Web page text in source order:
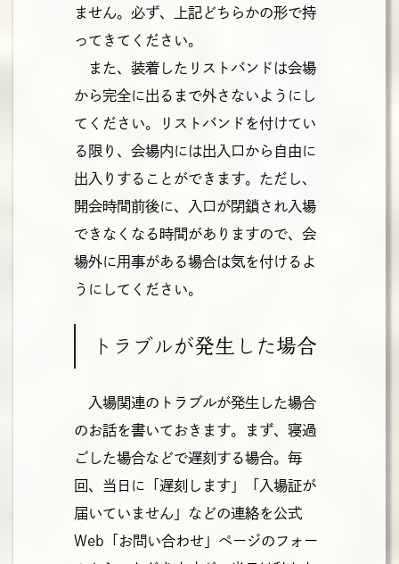
ません。必ず、上記どちらかの形で持
ってきてください。
また、装着したリストバンドは会場
から完全に出るまで外さないようにし
てください。リストバンドを付けてい
る限り、会場内には出入口から自由に
出入りすることができます。ただし、
開会時間前後に、入口が閉鎖され入場
できなくなる時間がありますので、会
場外に用事がある場合は気を付けるよ
うにしてください。
トラブルが発生した場合
入場関連のトラブルが発生した場合
のお話を書いておきます。まず、寝過
ごした場合などで遅刻する場合。毎
回、当日に「遅刻します」「入場証が
届いていません」などの連絡を公式
Web「お問い合わせ」ページのフォー